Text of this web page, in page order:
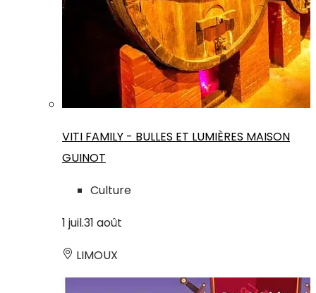
VITI FAMILY - BULLES ET LUMIÈRES MAISON
GUINOT
Culture
1 juil.31 août
LIMOUX